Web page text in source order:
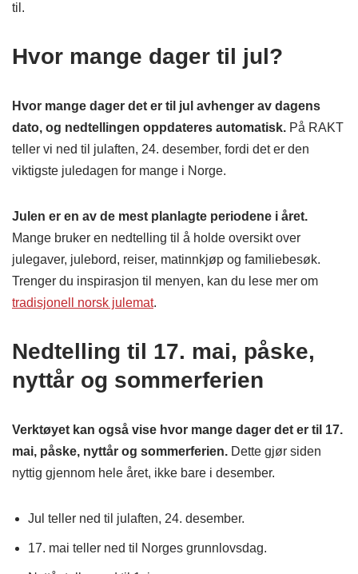
til.
Hvor mange dager til jul?
Hvor mange dager det er til jul avhenger av dagens
dato, og nedtellingen oppdateres automatisk. På RAKT
teller vi ned til julaften, 24. desember, fordi det er den
viktigste juledagen for mange i Norge.
Julen er en av de mest planlagte periodene i året.
Mange bruker en nedtelling til å holde oversikt over
julegaver, julebord, reiser, matinnkjøp og familiebesøk.
Trenger du inspirasjon til menyen, kan du lese mer om
tradisjonell norsk julemat.
Nedtelling til 17. mai, påske,
nyttår og sommerferien
Verktøyet kan også vise hvor mange dager det er til 17.
mai, påske, nyttår og sommerferien. Dette gjør siden
nyttig gjennom hele året, ikke bare i desember.
Jul teller ned til julaften, 24. desember.
17. mai teller ned til Norges grunnlovsdag.